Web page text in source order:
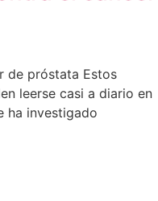
de próstata Estos
leerse casi a diario en
ha investigado